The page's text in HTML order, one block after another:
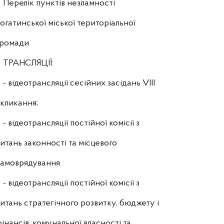
Перелік пунктів незламності
міської територіальної
ТРАНСЛЯЦІЇ:
- відеотрансляції сесійних засідань VIII
- відеотрансляції постійної комісії з
законності та місцевого
- відеотрансляції постійної комісії з
стратегічного розвитку, бюджету і